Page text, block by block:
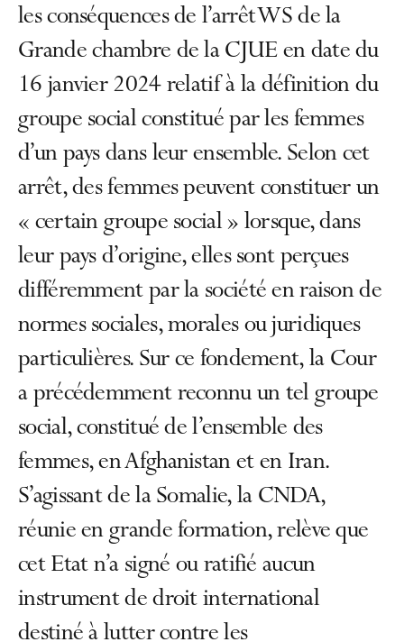
les conséquences de l’arrêt WS de la
Grande chambre de la CJUE en date du
16 janvier 2024 relatif à la définition du
groupe social constitué par les femmes
d’un pays dans leur ensemble. Selon cet
arrêt, des femmes peuvent constituer un
« certain groupe social » lorsque, dans
leur pays d’origine, elles sont perçues
différemment par la société en raison de
normes sociales, morales ou juridiques
particulières. Sur ce fondement, la Cour
a précédemment reconnu un tel groupe
social, constitué de l’ensemble des
femmes, en Afghanistan et en Iran.
S’agissant de la Somalie, la CNDA,
réunie en grande formation, relève que
cet Etat n’a signé ou ratifié aucun
instrument de droit international
destiné à lutter contre les